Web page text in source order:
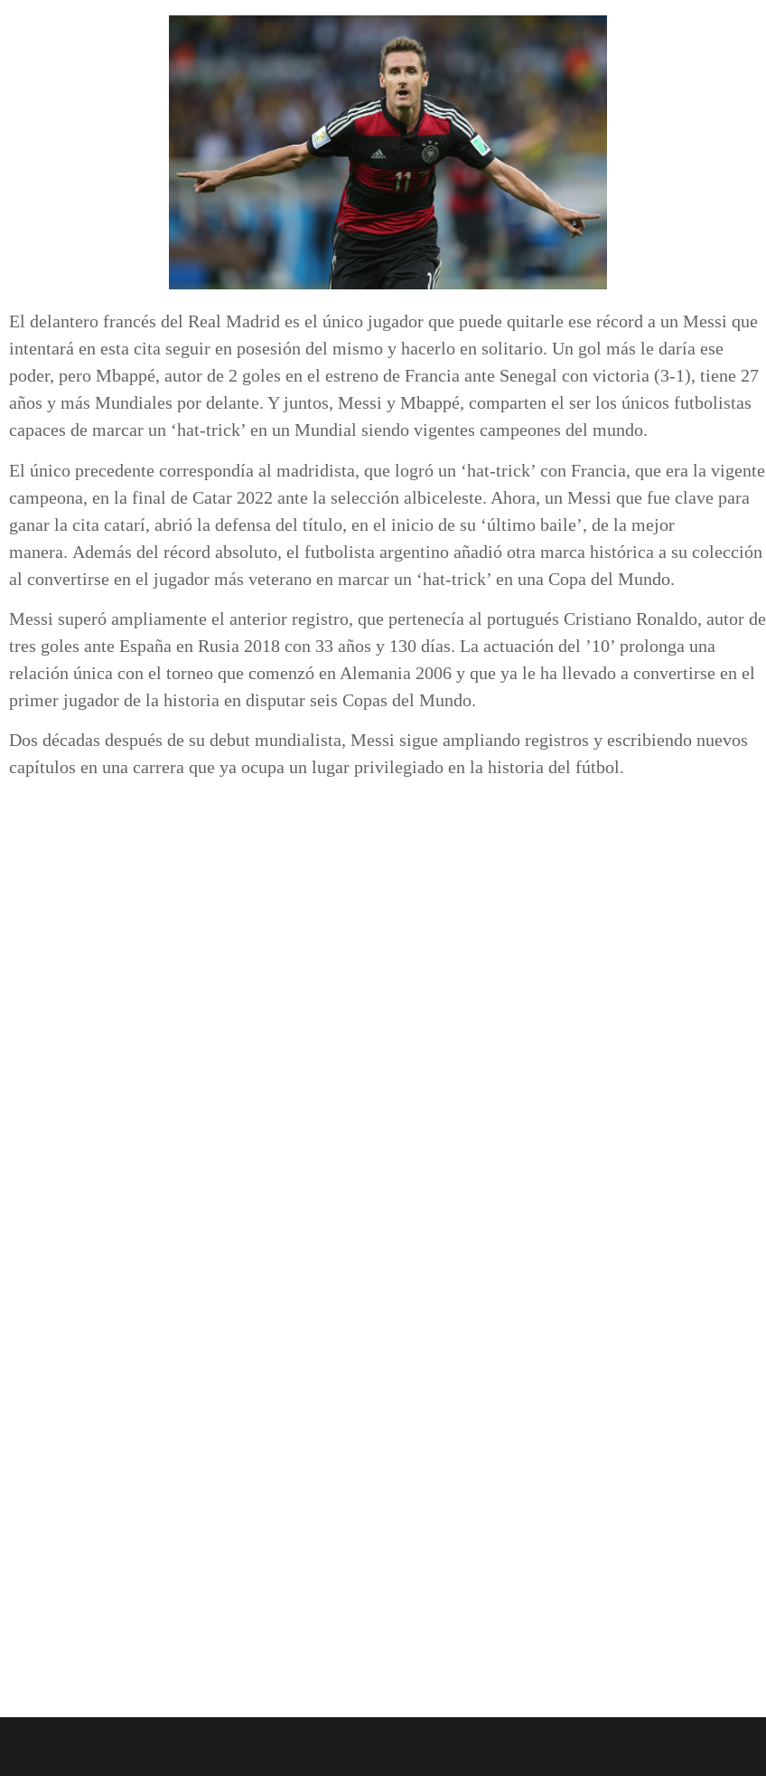
El delantero francés del Real Madrid es el único jugador que puede quitarle ese récord a un Messi que
intentará en esta cita seguir en posesión del mismo y hacerlo en solitario. Un gol más le daría ese
poder, pero Mbappé, autor de 2 goles en el estreno de Francia ante Senegal con victoria (3-1), tiene 27
años y más Mundiales por delante. Y juntos, Messi y Mbappé, comparten el ser los únicos futbolistas
capaces de marcar un ‘hat-trick’ en un Mundial siendo vigentes campeones del mundo.
El único precedente correspondía al madridista, que logró un ‘hat-trick’ con Francia, que era la vigente
campeona, en la final de Catar 2022 ante la selección albiceleste. Ahora, un Messi que fue clave para
ganar la cita catarí, abrió la defensa del título, en el inicio de su ‘último baile’, de la mejor
manera. Además del récord absoluto, el futbolista argentino añadió otra marca histórica a su colección
al convertirse en el jugador más veterano en marcar un ‘hat-trick’ en una Copa del Mundo.
Messi superó ampliamente el anterior registro, que pertenecía al portugués Cristiano Ronaldo, autor de
tres goles ante España en Rusia 2018 con 33 años y 130 días. La actuación del ’10’ prolonga una
relación única con el torneo que comenzó en Alemania 2006 y que ya le ha llevado a convertirse en el
primer jugador de la historia en disputar seis Copas del Mundo.
Dos décadas después de su debut mundialista, Messi sigue ampliando registros y escribiendo nuevos
capítulos en una carrera que ya ocupa un lugar privilegiado en la historia del fútbol.